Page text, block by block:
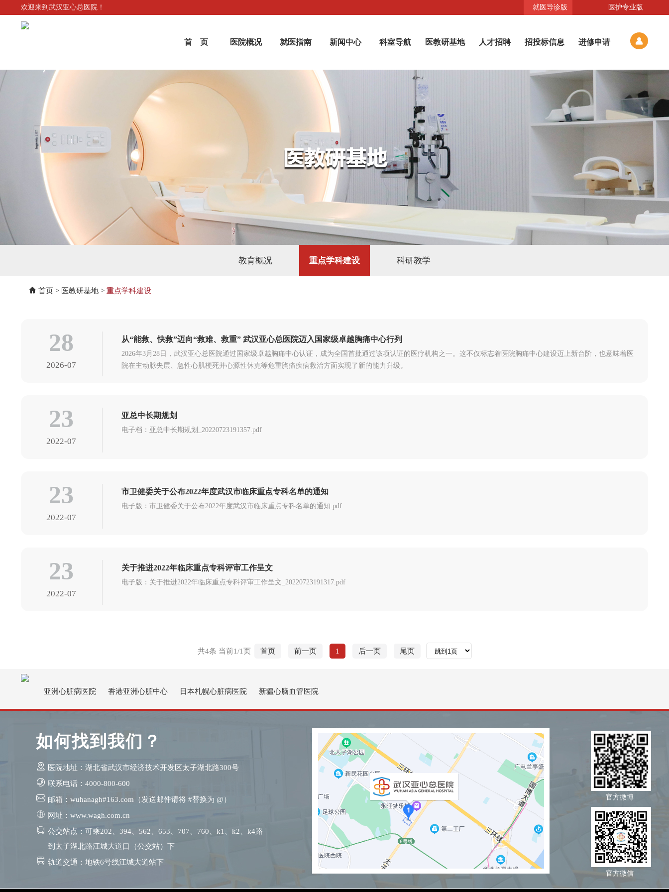
欢迎来到武汉亚心总医院！ 就医导诊版 医护专业版
首 页 医院概况
三级甲等综合医院 武汉市医保/湖北省商业保险定
点医院 湖北省航空急救中心武汉分中心
临床医疗科室 医技科室 行政后勤部门
武汉市首家空地一体化急救站
湖北首家航空急救分中心
医院荣誉
中国卓越胸痛中心 中国房颤中心 中国心衰中
心 中国医学救援协会常务理事单位
院务公开
医院资质 医德医风 目录公开 空中连廊 屋顶花园 绿色长廊集一体
就医指南
挂号须知 挂号指引
体检须知 报告查询
各类检查报告信息
新闻中心
求实 开拓 以人为本 医疗技术 教学科研 中心焦点 以人为本，开拓进取，夯实学科基础！
通知公告
以患者为中心，对生命负责！
科室导航 医教研基地
武汉科技大学附属武汉亚心总医院暨第九临床学院 拓展研究领域 推动学科建设
人才招聘 招投标信息 进修申请
教育概况 重点学科建设 科研教学
首页 > 医教研基地 > 重点学科建设
28
2026-07
从“能救、快救”迈向“救难、救重” 武汉亚心总医院迈入国家级卓越胸痛中心行列
2026年3月28日，武汉亚心总医院通过国家级卓越胸痛中心认证，成为全国首批通过该项认证的医疗机构之一。这不仅标志着医院胸痛中心建设迈上新台阶，也意味着医
院在主动脉夹层、急性心肌梗死并心源性休克等危重胸痛疾病救治方面实现了新的能力升级。
23
2022-07
亚总中长期规划
电子档：亚总中长期规划_20220723191357.pdf
23
2022-07
市卫健委关于公布2022年度武汉市临床重点专科名单的通知
电子版：市卫健委关于公布2022年度武汉市临床重点专科名单的通知.pdf
23
2022-07
关于推进2022年临床重点专科评审工作呈文
电子版：关于推进2022年临床重点专科评审工作呈文_20220723191317.pdf
共4条 当前1/1页 首页 前一页 1 后一页 尾页
亚洲心脏病医院 香港亚洲心脏中心 日本札幌心脏病医院 新疆心脑血管医院
如何找到我们？
医院地址：湖北省武汉市经济技术开发区太子湖北路300号
联系电话：4000-800-600
邮箱：wuhanagh#163.com（发送邮件请将 #替换为 @）
网址：www.wagh.com.cn
公交站点：可乘202、394、562、653、707、760、k1、k2、k4路
到太子湖北路江城大道口（公交站）下
轨道交通：地铁6号线江城大道站下
官方微博
官方微信